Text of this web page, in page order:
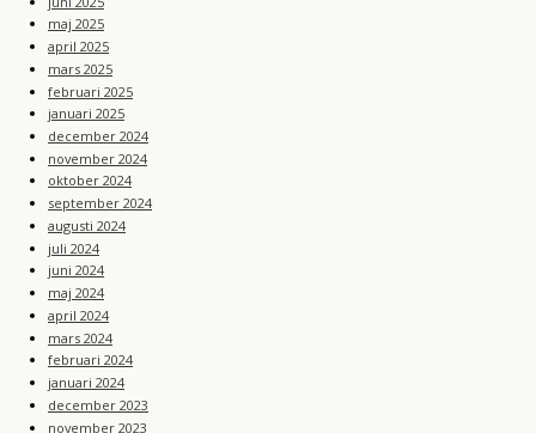
maj 2025
april 2025
mars 2025
februari 2025
januari 2025
december 2024
november 2024
oktober 2024
september 2024
augusti 2024
juli 2024
juni 2024
maj 2024
april 2024
mars 2024
februari 2024
januari 2024
december 2023
november 2023